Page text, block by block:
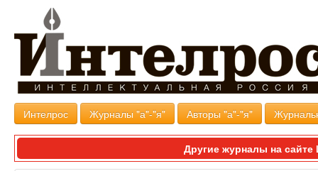
Интелрос Журналы "а"-"я" Авторы "а"-"я"
Другие журналы на